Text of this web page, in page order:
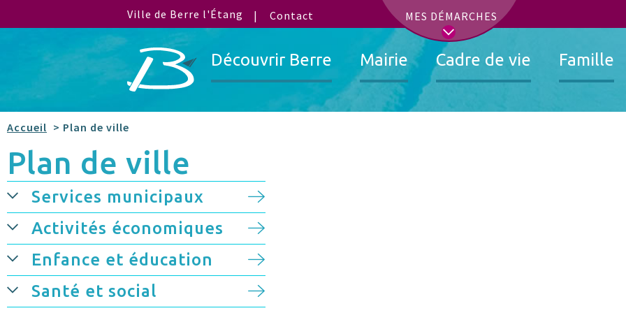
Ville de Berre l'Étang MES DÉMARCHES
Contact
Découvrir Berre Mairie Cadre de vie Famille
Accueil > Plan de ville
Plan de ville
Services municipaux
Activités économiques
Enfance et éducation
Santé et social